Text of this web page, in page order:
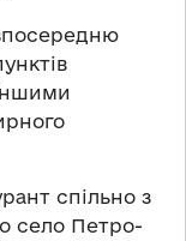
спільно з
село Петро-